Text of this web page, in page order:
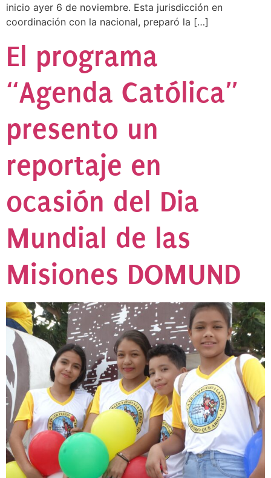
inicio ayer 6 de noviembre. Esta jurisdicción en
coordinación con la nacional, preparó la […]
El programa
“Agenda Católica”
presento un
reportaje en
ocasión del Dia
Mundial de las
Misiones DOMUND